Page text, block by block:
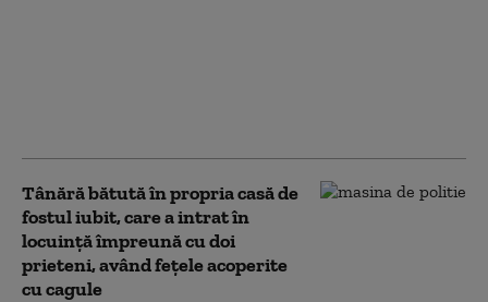
Tânără bătută în propria casă de
fostul iubit, care a intrat în
locuinţă împreună cu doi
prieteni, având feţele acoperite
cu cagule